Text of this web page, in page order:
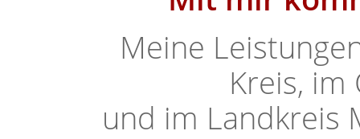
Meine
Kreis,
und im Landkreis